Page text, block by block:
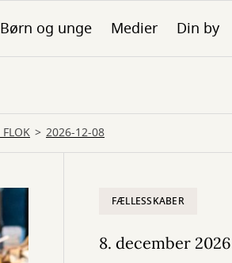
Børn og unge Medier Din by
2026-12-08
FÆLLESSKABER
8. december 2026